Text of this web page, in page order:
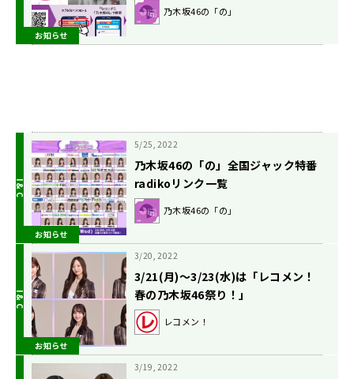
お知らせ
乃木坂46の「の」
お知らせ
5/25, 2022
乃木坂46の「の」全国ジャック特番
radikoリンク一覧
乃木坂46の「の」
お知らせ
3/20, 2022
3/21(月)～3/23(水)は「レコメン！
春の乃木坂46祭り！」
レコメン！
3/19, 2022